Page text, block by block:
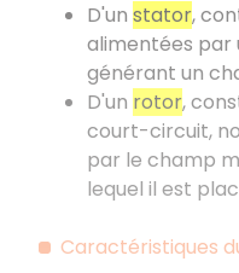
D'un stator,
alimentées
générant un
D'un rotor,
court-circuit,
par le champ
lequel il est
Caractéristiques